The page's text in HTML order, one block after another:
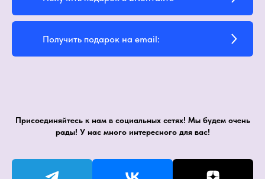
Получить подарок на email:
Присоединяйтесь к нам в социальных сетях! Мы будем очень
рады! У нас много интересного для вас!